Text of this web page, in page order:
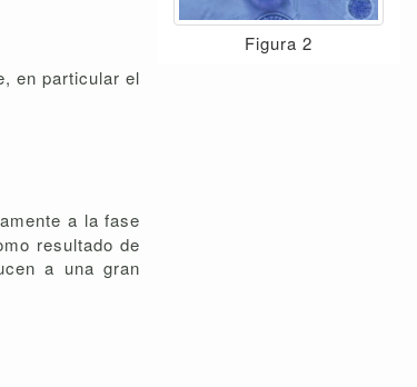
en particular el
a la fase
resultado de
a una gran
Figura 2